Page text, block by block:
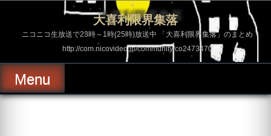
ス
ッ
プ
大喜利限界集落
ニコニコ生放送で23時～1時(25時)放送中 「大喜利限界集落」のまとめ
http://com.nicovideo.jp/community/co2473470
Menu